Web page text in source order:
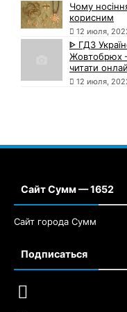
Чому
корисним
12 июля,
ᐈ ГДЗ
Жовтобрюх
читати
12 июля,
Сайт Сумм — 1652
Сайт города Сумм
Подписаться